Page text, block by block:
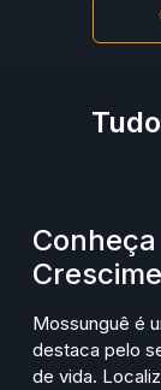
Mossunguê é
destaca pelo
de vida.